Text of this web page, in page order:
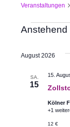
Veranstaltungen
Anstehend
wählen.
August 2026
SA.
15
15.
Kölner
+1
12 €